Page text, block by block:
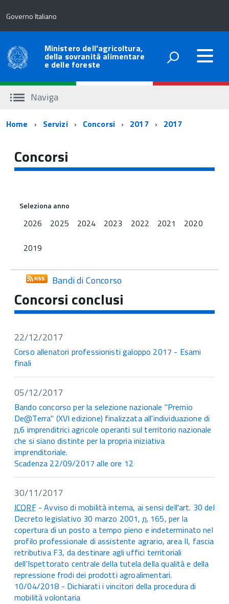
Governo Italiano
Ministero dell'agricoltura,
della sovranità alimentare
e delle foreste
Naviga
Percorso
navigazione
Home Servizi Concorsi 2017 2017
Concorsi
Seleziona anno
2026 2025 2024 2023 2022 2021
2020
2019
Bandi di Concorso
Concorsi conclusi
22/12/2017
Corso allenatori professionisti galoppo 2017 - Esami
finali
05/12/2017
Bando concorso per la selezione nazionale "Premio
De@Terra" (XVI edizione) finalizzata all'individuazione di
n.6 imprenditrici agricole operanti sul territorio nazionale
che si siano distinte per la propria iniziativa
imprenditoriale.
Scadenza 22/09/2017 alle ore 12
30/11/2017
ICQRF- Avviso di mobilità interna, ai sensi dell'art. 30 del
Decreto legislativo 30 marzo 2001, n. 165, per la
copertura di un posto a tempo pieno e indeterminato nel
profilo professionale di assistente agrario, area II, fascia
retributiva F3, da destinare agli uffici territoriali
dell'Ispettorato centrale della tutela della qualità e della
repressione frodi dei prodotti agroalimentari.
10/04/2018 - Dichiarati i vincitori della procedura di
mobilità volontaria